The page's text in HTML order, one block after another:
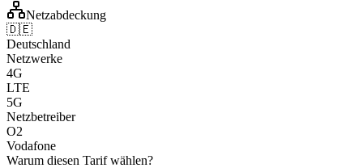
Netzabdeckung
🇩🇪
Deutschland
Netzwerke
4G
LTE
5G
Netzbetreiber
O2
Vodafone
Warum diesen Tarif wählen?